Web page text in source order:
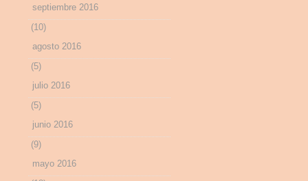
septiembre 2016
(10)
agosto 2016
(5)
julio 2016
(5)
junio 2016
(9)
mayo 2016